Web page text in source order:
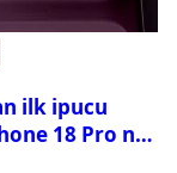
ilk ipucu
18 Pro ne